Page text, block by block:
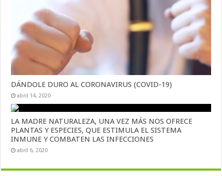
DÁNDOLE DURO AL CORONAVIRUS (COVID-19)
abril 14, 2020
LA MADRE NATURALEZA, UNA VEZ MÁS NOS OFRECE
PLANTAS Y ESPECIES, QUE ESTIMULA EL SISTEMA
INMUNE Y COMBATEN LAS INFECCIONES
abril 6, 2020